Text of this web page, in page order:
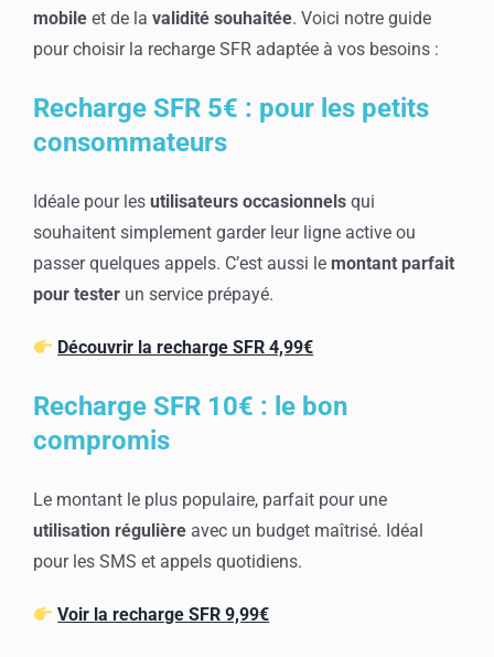
mobile et de la validité souhaitée. Voici notre guide
pour choisir la recharge SFR adaptée à vos besoins :
Recharge SFR 5€ : pour les petits
consommateurs
Idéale pour les utilisateurs occasionnels qui
souhaitent simplement garder leur ligne active ou
passer quelques appels. C’est aussi le montant parfait
pour tester un service prépayé.
Découvrir la recharge SFR 4,99€
Recharge SFR 10€ : le bon
compromis
Le montant le plus populaire, parfait pour une
utilisation régulière avec un budget maîtrisé. Idéal
pour les SMS et appels quotidiens.
Voir la recharge SFR 9,99€